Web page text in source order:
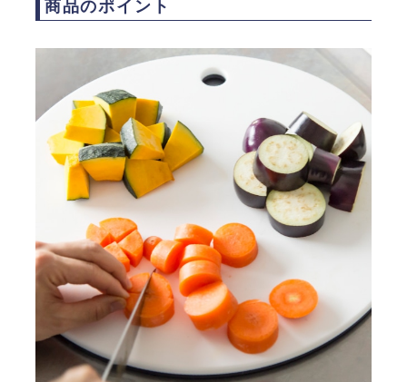
商品のポイント